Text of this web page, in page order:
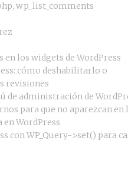
, wp_list_comments
los widgets de WordPress
cómo deshabilitarlo o
revisiones
de administración de
para que no aparezcan en
WordPress
con WP_Query->set() para